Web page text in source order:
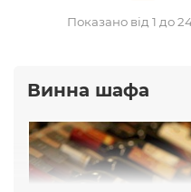
Показано від 1 до
Винна шафа